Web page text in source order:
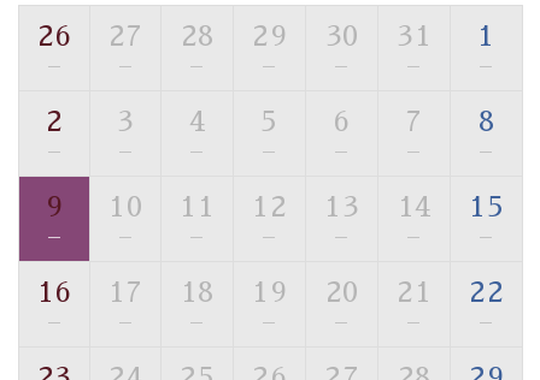
の効果が高い、極めて希有な源泉です。身も心も癒され
■お座敷風呂（大浴場）
温泉の成分に合わせ、防菌防カビの特殊素材の畳を使
用。 足元が柔らかく、そして滑りにくい畳のお風呂で
す。
※男性大浴場までのご移動には階段がございます。 予め
ご了承のほどお願いいたします。
■貸切温泉風呂 （40分2000円）
26
—
27
—
28
—
29
—
30
—
31
—
1
—
2
—
3
—
4
—
5
—
6
—
7
—
8
—
9
—
10
—
11
—
12
—
13
—
14
—
15
—
16
—
17
—
18
—
19
—
20
—
21
—
22
—